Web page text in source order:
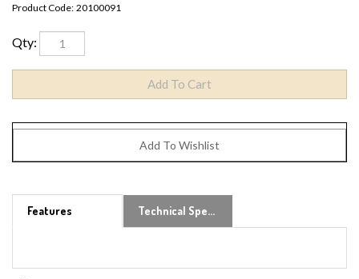
Product Code: 20100091
Qty:
Features Technical Specs
Features